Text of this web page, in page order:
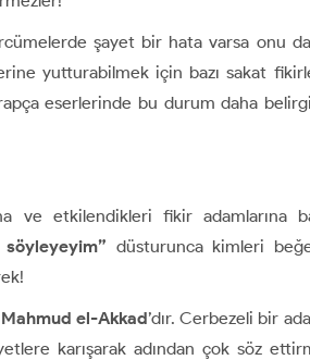
şayet bir hata varsa onu
yutturabilmek için bazı sakat
eserlerinde bu durum daha
ve etkilendikleri fikir adamlarına
düsturunca kimleri
el-Akkad’dır. Cerbezeli bir
karışarak adından çok söz